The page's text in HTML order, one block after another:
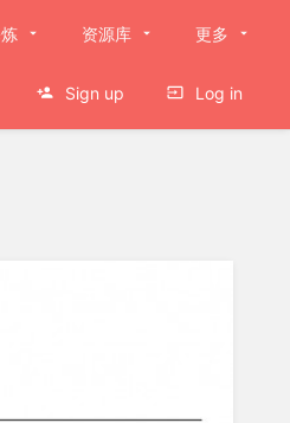
资源库 更多
Sign up Log in